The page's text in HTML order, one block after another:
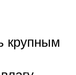
крупным